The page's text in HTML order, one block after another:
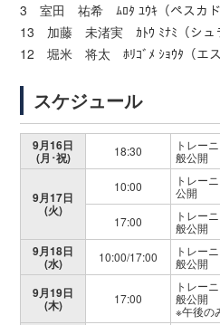
3 室田 祐希 ﾑﾛﾀ ﾕｳｷ（ペスカド
13 加藤 未渚実 ｶﾄｳ ﾐﾅﾐ（シュ
12 堀米 将太 ﾎﾘｺﾞﾒ ｼｮｳﾀ（エス
スケジュール
9月16日
(月･祝) 18:30
トレー
般公開
9月17日
(火)
10:00
トレー
公開
17:00
トレー
般公開
9月18日
(水) 10:00/17:00
トレー
般公開
9月19日
(木) 17:00
トレー
般公開
※午後の